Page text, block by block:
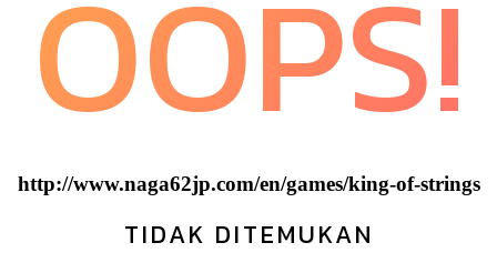
OOPS!
http://www.naga62jp.com/en/games/king-of-strings
TIDAK DITEMUKAN